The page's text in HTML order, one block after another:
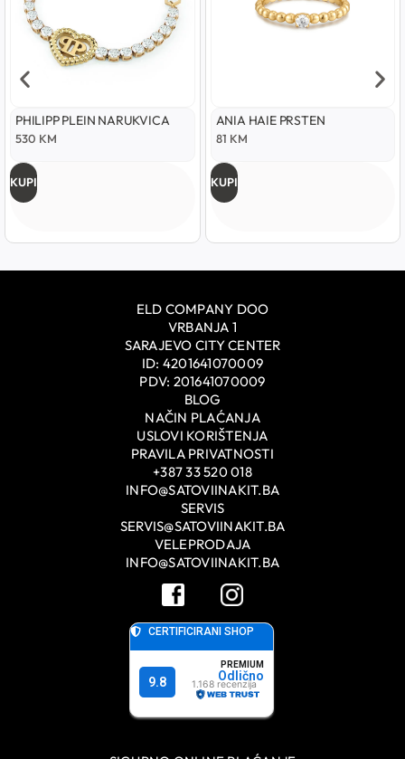
PHILIPP PLEIN NARUKVICA
530 KM
KUPI
ANIA HAIE PRSTEN
81 KM
KUPI
ELD COMPANY DOO
VRBANJA 1
SARAJEVO CITY CENTER
ID: 4201641070009
PDV: 201641070009
BLOG
NAČIN PLAĆANJA
USLOVI KORIŠTENJA
PRAVILA PRIVATNOSTI
+387 33 520 018
INFO@SATOVIINAKIT.BA
SERVIS
SERVIS@SATOVIINAKIT.BA
VELEPRODAJA
INFO@SATOVIINAKIT.BA